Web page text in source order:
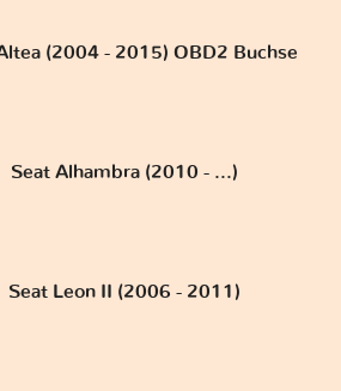
(2004 - 2015) OBD2 Buchse
Seat Alhambra (2010 - ...)
Seat Leon II (2006 - 2011)